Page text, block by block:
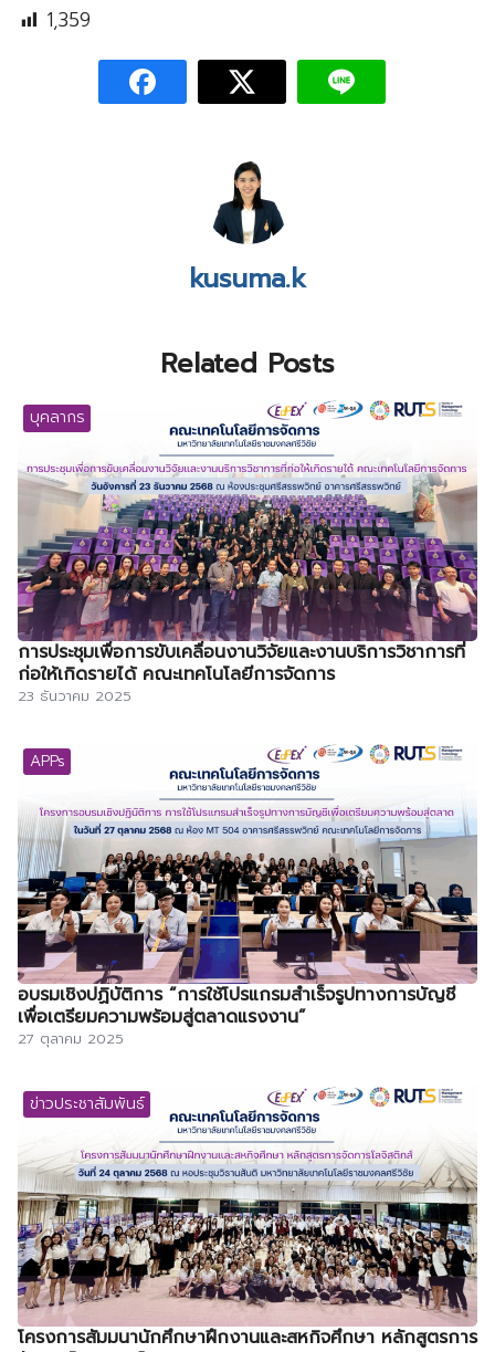
1,359
kusuma.k
Related Posts
บุคลากร
การประชุมเพื่อการขับเคลื่อนงานวิจัยและงานบริการวิชาการที่
ก่อให้เกิดรายได้ คณะเทคโนโลยีการจัดการ
23 ธันวาคม 2025
APPs
อบรมเชิงปฏิบัติการ “การใช้โปรแกรมสำเร็จรูปทางการบัญชี
เพื่อเตรียมความพร้อมสู่ตลาดแรงงาน”
27 ตุลาคม 2025
ข่าวประชาสัมพันธ์
โครงการสัมมนานักศึกษาฝึกงานและสหกิจศึกษา หลักสูตรการ